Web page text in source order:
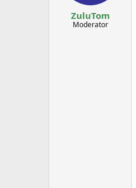
ZuluTom
Moderator